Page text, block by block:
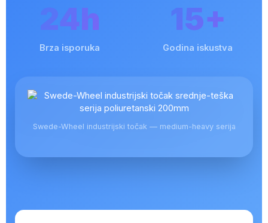
24h
Brza isporuka
15+
Godina iskustva
Swede-Wheel industrijski točak — medium-heavy serija